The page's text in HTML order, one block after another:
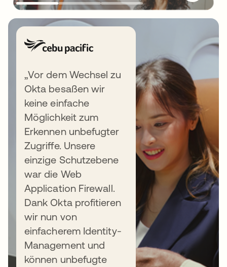
„Vor dem Wechsel zu
Okta besaßen wir
keine einfache
Möglichkeit zum
Erkennen unbefugter
Zugriffe. Unsere
einzige Schutzebene
war die Web
Application Firewall.
Dank Okta profitieren
wir nun von
einfacherem Identity-
Management und
können unbefugte